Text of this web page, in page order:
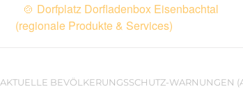
🍲 Dorfplatz Dorfladenbox Eisenbachtal
(regionale Produkte & Services)
AKTUELLE BEVÖLKERUNGSSCHUTZ-WARNUNGEN